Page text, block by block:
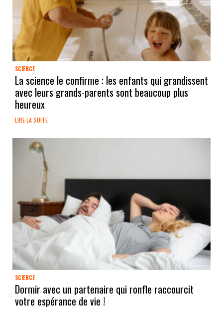
SCIENCE
La science le confirme : les enfants qui grandissent
avec leurs grands-parents sont beaucoup plus
heureux
LIRE LA SUITE
SCIENCE
Dormir avec un partenaire qui ronfle raccourcit
votre espérance de vie !